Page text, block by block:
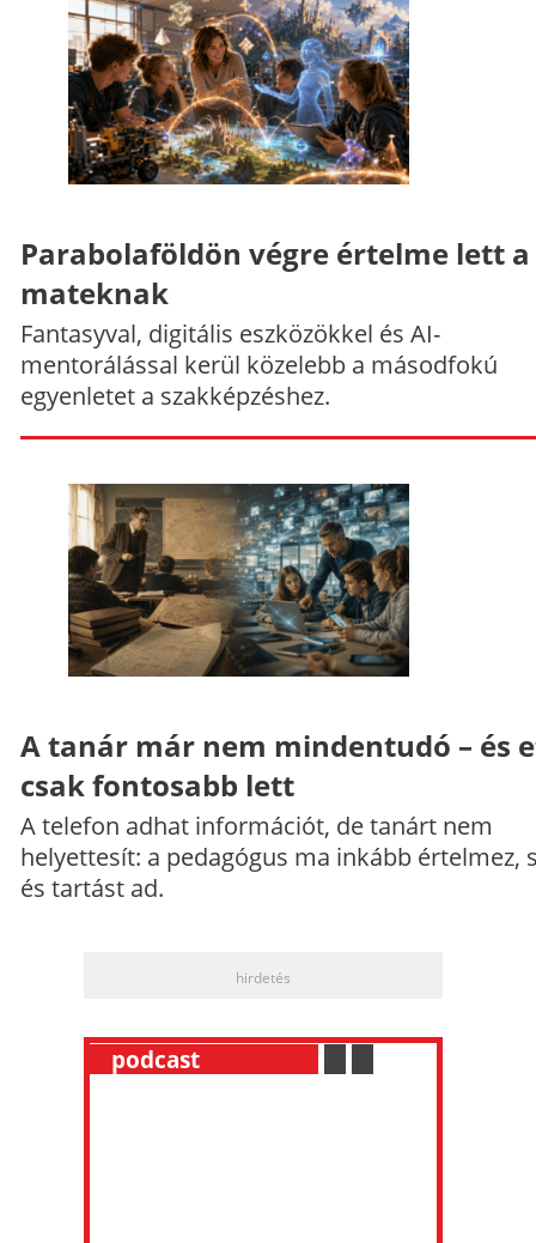
Parabolaföldön végre értelme lett a
mateknak
Fantasyval, digitális eszközökkel és AI-
mentorálással kerül közelebb a másodfokú
egyenletet a szakképzéshez.
A tanár már nem mindentudó – és
csak fontosabb lett
A telefon adhat információt, de tanárt nem
helyettesít: a pedagógus ma inkább értelmez,
és tartást ad.
hirdetés
podcast